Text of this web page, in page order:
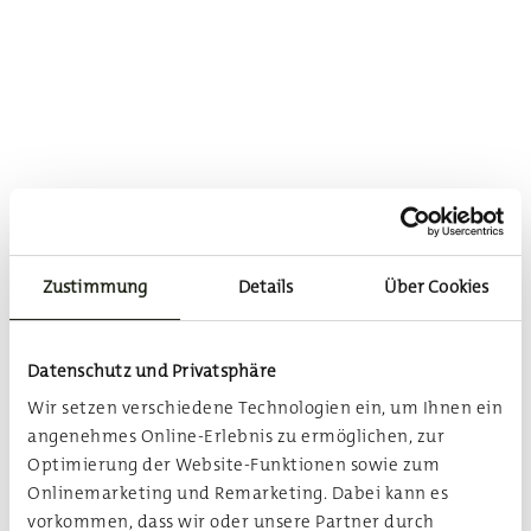
Zustimmung Details Über Cookies
Datenschutz und Privatsphäre
Wir setzen verschiedene Technologien ein, um Ihnen ein
angenehmes Online-Erlebnis zu ermöglichen, zur
Optimierung der Website-Funktionen sowie zum
Onlinemarketing und Remarketing. Dabei kann es
vorkommen, dass wir oder unsere Partner durch